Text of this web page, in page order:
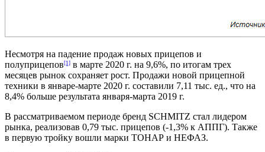
Несмотря на падение продаж новых прицепов и
полуприцепов [1] в марте 2020 г. на 9,6%, по итогам трех
месяцев рынок сохраняет рост. Продажи новой прицепной
техники в январе-марте 2020 г. составили 7,11 тыс. ед., что на
8,4% больше результата января-марта 2019 г.
В рассматриваемом периоде бренд SCHMITZ стал лидером
рынка, реализовав 0,79 тыс. прицепов (-1,3% к АППГ). Также
в первую тройку вошли марки ТОНАР и НЕФАЗ.